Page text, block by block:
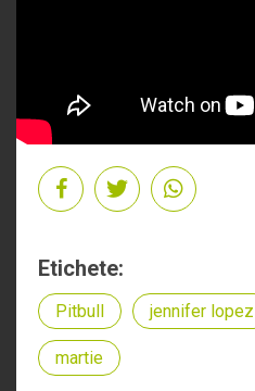
Etichete:
Pitbull jennifer lopez
martie